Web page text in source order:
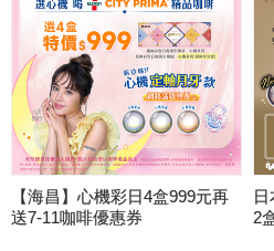
【海昌】心機彩日4盒999元再
送7-11咖啡優惠券
2